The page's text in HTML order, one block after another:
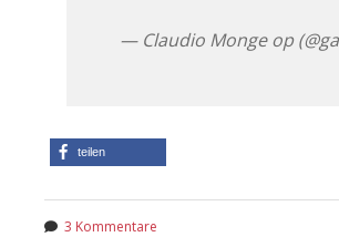
— Claudio Monge op
teilen
3 Kommentare